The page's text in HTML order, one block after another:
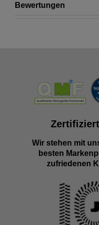
Bewertungen
Wir stehen mit
besten
zufriedenen